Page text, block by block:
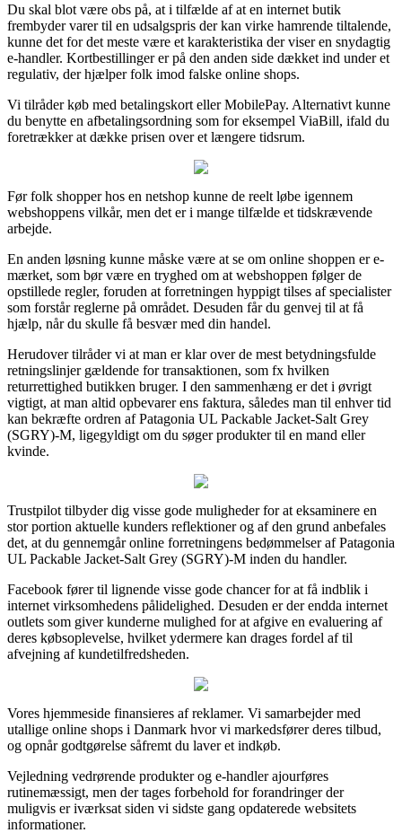
Du skal blot være obs på, at i tilfælde af at en internet butik
frembyder varer til en udsalgspris der kan virke hamrende tiltalende,
kunne det for det meste være et karakteristika der viser en snydagtig
e-handler. Kortbestillinger er på den anden side dækket ind under et
regulativ, der hjælper folk imod falske online shops.
Vi tilråder køb med betalingskort eller MobilePay. Alternativt kunne
du benytte en afbetalingsordning som for eksempel ViaBill, ifald du
foretrækker at dække prisen over et længere tidsrum.
Før folk shopper hos en netshop kunne de reelt løbe igennem
webshoppens vilkår, men det er i mange tilfælde et tidskrævende
arbejde.
En anden løsning kunne måske være at se om online shoppen er e-
mærket, som bør være en tryghed om at webshoppen følger de
opstillede regler, foruden at forretningen hyppigt tilses af specialister
som forstår reglerne på området. Desuden får du genvej til at få
hjælp, når du skulle få besvær med din handel.
Herudover tilråder vi at man er klar over de mest betydningsfulde
retningslinjer gældende for transaktionen, som fx hvilken
returrettighed butikken bruger. I den sammenhæng er det i øvrigt
vigtigt, at man altid opbevarer ens faktura, således man til enhver tid
kan bekræfte ordren af Patagonia UL Packable Jacket-Salt Grey
(SGRY)-M, ligegyldigt om du søger produkter til en mand eller
kvinde.
Trustpilot tilbyder dig visse gode muligheder for at eksaminere en
stor portion aktuelle kunders reflektioner og af den grund anbefales
det, at du gennemgår online forretningens bedømmelser af Patagonia
UL Packable Jacket-Salt Grey (SGRY)-M inden du handler.
Facebook fører til lignende visse gode chancer for at få indblik i
internet virksomhedens pålidelighed. Desuden er der endda internet
outlets som giver kunderne mulighed for at afgive en evaluering af
deres købsoplevelse, hvilket ydermere kan drages fordel af til
afvejning af kundetilfredsheden.
Vores hjemmeside finansieres af reklamer. Vi samarbejder med
utallige online shops i Danmark hvor vi markedsfører deres tilbud,
og opnår godtgørelse såfremt du laver et indkøb.
Vejledning vedrørende produkter og e-handler ajourføres
rutinemæssigt, men der tages forbehold for forandringer der
muligvis er iværksat siden vi sidste gang opdaterede websitets
informationer.